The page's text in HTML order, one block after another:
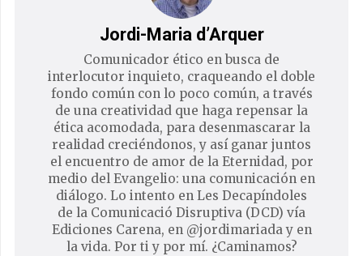
Jordi-Maria d’Arquer
Comunicador ético en busca de
interlocutor inquieto, craqueando el doble
fondo común con lo poco común, a través
de una creatividad que haga repensar la
ética acomodada, para desenmascarar la
realidad creciéndonos, y así ganar juntos
el encuentro de amor de la Eternidad, por
medio del Evangelio: una comunicación en
diálogo. Lo intento en Les Decapíndoles
de la Comunicació Disruptiva (DCD) vía
Ediciones Carena, en @jordimariada y en
la vida. Por ti y por mí. ¿Caminamos?